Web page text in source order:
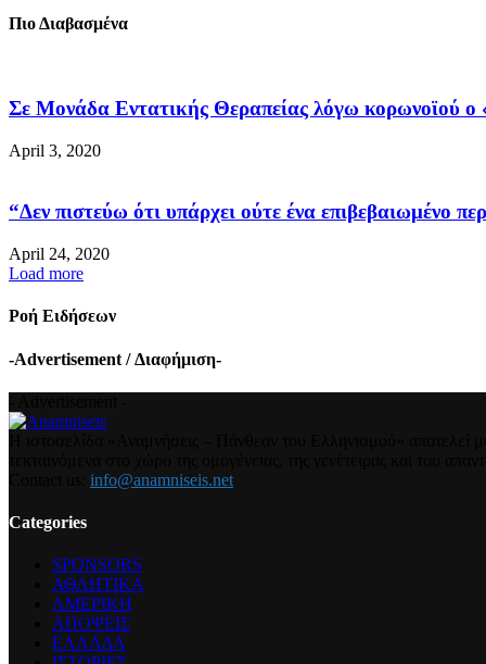
Πιο Διαβασμένα
Σε Μονάδα Εντατικής Θεραπείας λόγω κορωνοϊού ο
April 3, 2020
“Δεν πιστεύω ότι υπάρχει ούτε ένα επιβεβαιωμένο
April 24, 2020
Load more
Ροή Ειδήσεων
-Advertisement / Διαφήμιση-
info@anamniseis.net
Categories
SPONSORS
ΑΘΛΗΤΙΚΑ
ΑΜΕΡΙΚΗ
ΑΠΟΨΕΙΣ
ΕΛΛΑΔΑ